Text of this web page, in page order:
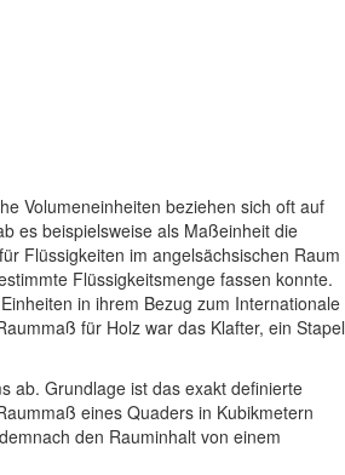
Volumeneinheiten beziehen sich oft auf
es beispielsweise als Maßeinheit die
Flüssigkeiten im angelsächsischen Raum
Flüssigkeitsmenge fassen konnte.
in ihrem Bezug zum Internationale
für Holz war das Klafter, ein
ab. Grundlage ist das exakt definierte
eines Quaders in Kubikmetern
den Rauminhalt von einem